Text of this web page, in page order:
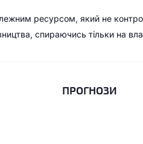
ресурсом, який не
спираючись тільки на
ПРОГНОЗИ